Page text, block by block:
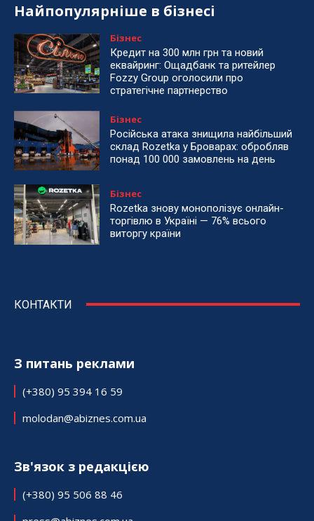
Найпопулярніше в бізнесі
Бізнес
Кредит на 300 млн грн та новий
еквайринг: Ощадбанк та ритейлер
Fozzy Group оголосили про
стратегічне партнерство
Бізнес
Російська атака знищила найбільший
склад Rozetka у Броварах: обробляв
понад 100 000 замовлень на день
Бізнес
Rozetka знову монополізує онлайн-
торгівлю в Україні — 76% всього
виторгу країни
КОНТАКТИ
З питань реклами
(+380) 95 394 16 59
molodan@abiznes.com.ua
Зв'язок з редакцією
(+380) 95 506 88 46